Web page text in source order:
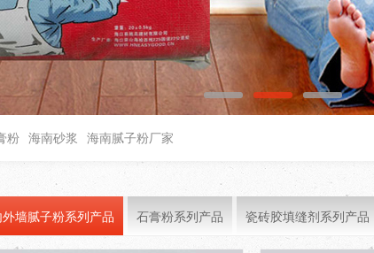
粉 海南砂浆 海南腻子粉厂家
外墙腻子粉系列产品 石膏粉系列产品 瓷砖胶填缝剂系列产品